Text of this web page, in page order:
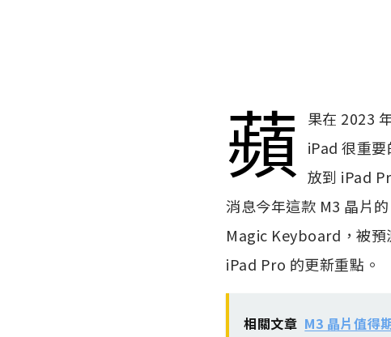
蘋
果在 2023
iPad 很重
放到 iPad
消息今年這款 M3 晶片
Magic Keyboard，被預
iPad Pro 的更新重點。
相關文章 M3 晶片值得